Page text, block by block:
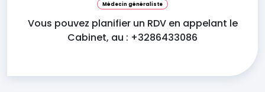
Médecin généraliste
Vous pouvez planifier un RDV en appelant le
Cabinet, au : +3286433086